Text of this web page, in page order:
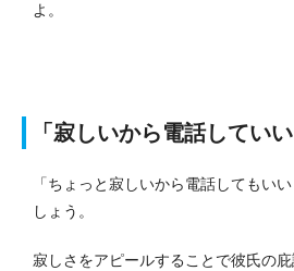
よ。
「寂しいから電話してい
「ちょっと寂しいから電話してもい
しょう。
寂しさをアピールすることで彼氏の